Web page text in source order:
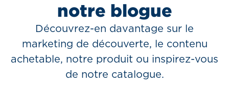
notre blogue
Découvrez-en davantage sur le
marketing de découverte, le contenu
achetable, notre produit ou inspirez-vous
de notre catalogue.